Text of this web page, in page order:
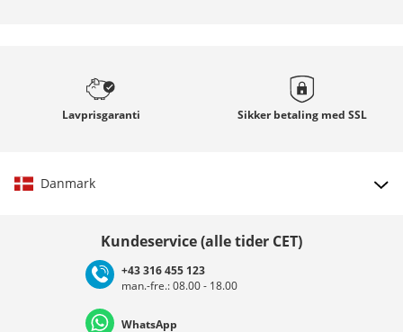
Lavprisgaranti Sikker betaling med SSL
Danmark
Deutschland Österreich
Kundeservice (alle tider CET)
+43 316 455 123
man.-fre.: 08.00 - 18.00
WhatsApp